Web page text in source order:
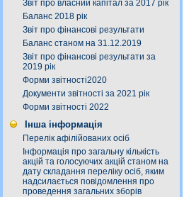
Звіт про власний капітал за 2017 рік
Баланс 2018 рік
Звіт про фінансові результати
Баланс станом на 31.12.2019
Звіт про фінансові результати за
2019 рік
Форми звітності2020
Документи звітності за 2021 рік
Форми звітності 2022
Інша інформація
Перелік афілійованих осіб
Інформація про загальну кількість
акцій та голосуючих акцій станом на
дату складання переліку осіб, яким
надсилається повідомлення про
проведення загальних зборів